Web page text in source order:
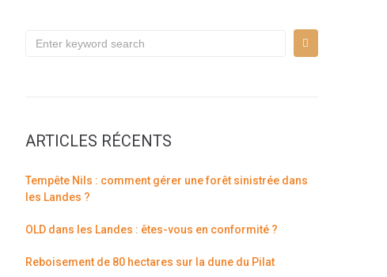
ARTICLES RÉCENTS
Tempête Nils : comment gérer une forêt sinistrée dans
les Landes ?
OLD dans les Landes : êtes-vous en conformité ?
Reboisement de 80 hectares sur la dune du Pilat